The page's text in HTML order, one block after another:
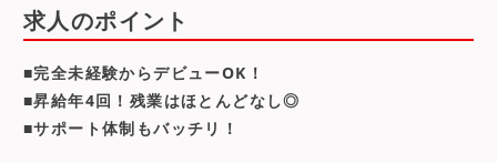
求人のポイント
■完全未経験からデビューOK！
■昇給年4回！残業はほとんどなし◎
■サポート体制もバッチリ！